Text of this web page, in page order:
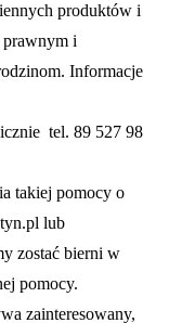
produktów i
i
Informacje
tel. 89 527 98
takiej pomocy o
lub
zostać bierni w
pomocy.
zainteresowany,